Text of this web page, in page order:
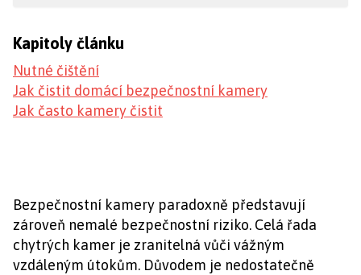
Kapitoly článku
Nutné čištění
Jak čistit domácí bezpečnostní kamery
Jak často kamery čistit
Bezpečnostní kamery paradoxně představují
zároveň nemalé bezpečnostní riziko. Celá řada
chytrých kamer je zranitelná vůči vážným
vzdáleným útokům. Důvodem je nedostatečně